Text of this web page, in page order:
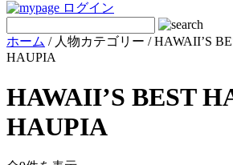
ログイン
ホーム / 人物カテゴリー / HAWAII’S
HAUPIA
HAWAII’S BEST
HAUPIA